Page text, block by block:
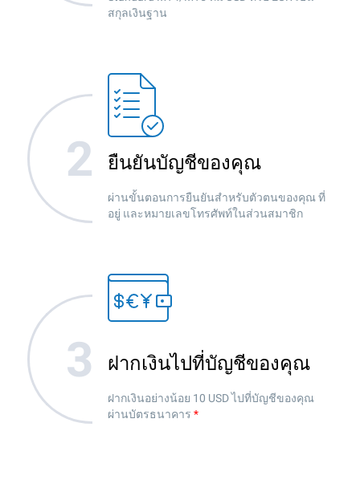
สกุลเงินฐาน
ยืนยันบัญชีของคุณ
ผ่านขั้นตอนการยืนยันสำหรับตัวตนของคุณ ที่
อยู่ และหมายเลขโทรศัพท์ในส่วนสมาชิก
ฝากเงินไปที่บัญชีของคุณ
ฝากเงินอย่างน้อย 10 USD ไปที่บัญชีของคุณ
ผ่านบัตรธนาคาร *